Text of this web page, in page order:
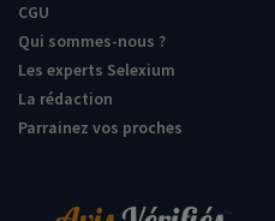
CGU
Qui sommes-nous ?
Les experts Selexium
La rédaction
Parrainez vos proches